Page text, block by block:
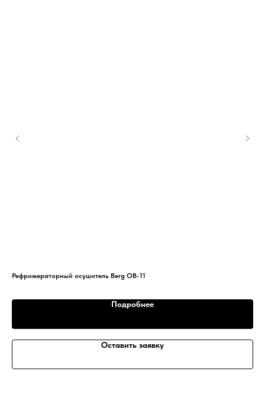
Рефрижераторный осушитель Berg OB-11
Подробнее
Оставить заявку